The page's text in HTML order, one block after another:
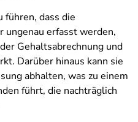
führen, dass die
ungenau erfasst werden,
Gehaltsabrechnung und
Darüber hinaus kann sie
abhalten, was zu einem
führt, die nachträglich